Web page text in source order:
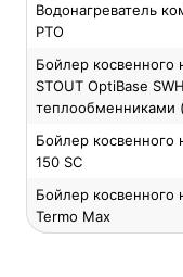
Водонагреватель
PTO
Бойлер косвенного
STOUT OptiBase
теплообменниками
Бойлер косвенного
150 SC
Бойлер косвенного
Termo Max